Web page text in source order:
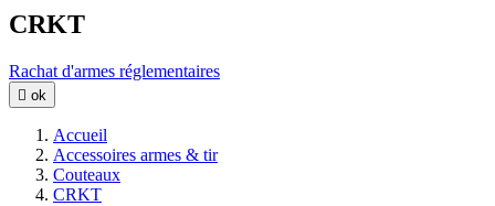
CRKT
Rachat d'armes réglementaires
 ok
Accueil
Accessoires armes & tir
Couteaux
CRKT